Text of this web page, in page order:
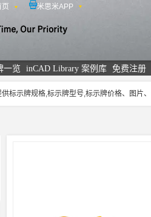
米思米APP
一览 inCAD Library 案例库 免费注册
标示牌规格,标示牌型号,标示牌价格、图